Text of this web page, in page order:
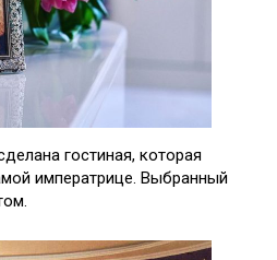
гостиная, которая
императрице. Выбранный